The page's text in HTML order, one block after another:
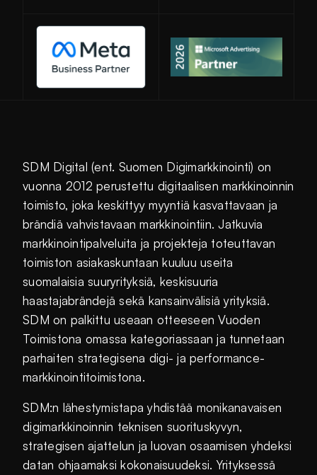
Avautuu uuteen ikkunaan
SDM Digital (ent. Suomen Digimarkkinointi) on
vuonna 2012 perustettu digitaalisen markkinoinnin
toimisto, joka keskittyy myyntiä kasvattavaan ja
brändiä vahvistavaan markkinointiin. Jatkuvia
markkinointipalveluita ja projekteja toteuttavan
toimiston asiakaskuntaan kuuluu useita
suomalaisia suuryrityksiä, keskisuuria
haastajabrändejä sekä kansainvälisiä yrityksiä.
SDM on palkittu useaan otteeseen Vuoden
Toimistona omassa kategoriassaan ja tunnetaan
parhaiten strategisena digi- ja performance-
markkinointitoimistona.
SDM:n lähestymistapa yhdistää monikanavaisen
digimarkkinoinnin teknisen suorituskyvyn,
strategisen ajattelun ja luovan osaamisen yhdeksi
datan ohjaamaksi kokonaisuudeksi. Yrityksessä